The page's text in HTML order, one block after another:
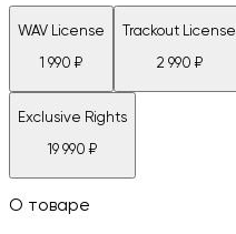
WAV License
1 990 ₽
Trackout License
2 990 ₽
Exclusive Rights
19 990 ₽
О товаре